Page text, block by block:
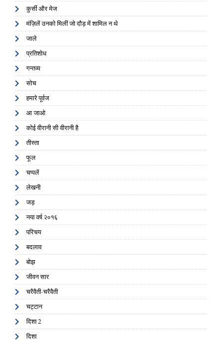
कुर्सी और मेज
मंज़िलें उनको मिलीं जो दौड़ में शामिल न थे
जाले
प्रतिशोध
गन्तव्य
सोच
हमारे पूर्वज
आ जाओ
कोई वीरानी सी वीरानी है
तीस्ता
फूल
चप्पलें
लेखनी
जड़
नया वर्ष २०१६
परिचय
बदलाव
बोझ
जीवन सार
चरैवैती-चरैवैती
चट्टान
दिशा 2
दिशा